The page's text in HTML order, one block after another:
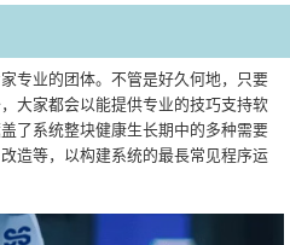
专业的团体。不管是好久何地，只要
大家都会以能提供专业的技巧支持软
了系统整块健康生长期中的多种需要
造等，以构建系统的最長常见程序运